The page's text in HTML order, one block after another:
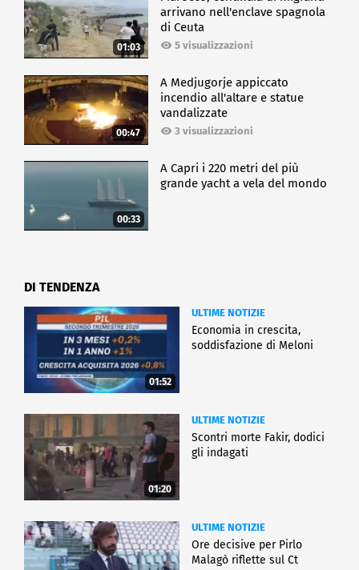
01:03
arrivano nell'enclave spagnola
di Ceuta
5 visualizzazioni
00:47
A Medjugorje appiccato
incendio all'altare e statue
vandalizzate
3 visualizzazioni
00:33
A Capri i 220 metri del più
grande yacht a vela del mondo
DI TENDENZA
01:52
ULTIME NOTIZIE
Economia in crescita,
soddisfazione di Meloni
01:20
ULTIME NOTIZIE
Scontri morte Fakir, dodici
gli indagati
ULTIME NOTIZIE
Ore decisive per Pirlo
Malagò riflette sul Ct